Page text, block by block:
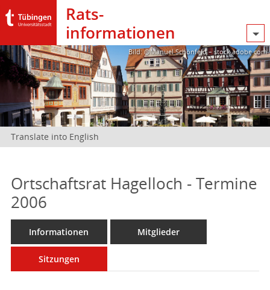
Rats­
informationen
Bild: @Manuel Schönfeld – stock.adobe.com
Translate into English
Ortschaftsrat Hagelloch - Termine
2006
Informationen Mitglieder
Sitzungen